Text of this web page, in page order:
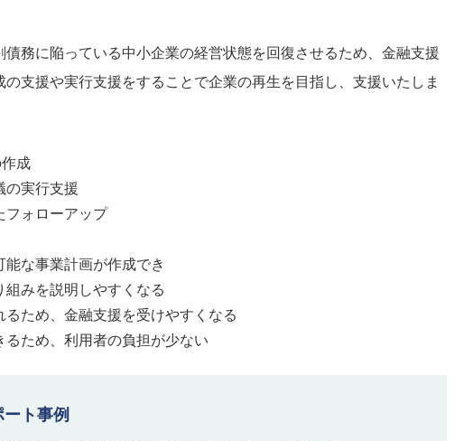
務に陥っている中小企業の経営状態を回復させるため、金融支援
の支援や実行支援をすることで企業の再生を目指し、支援いたしま
成
の実行支援
フォローアップ
能な事業計画が作成でき
組みを説明しやすくなる
るため、金融支援を受けやすくなる
るため、利用者の負担が少ない
ト事例